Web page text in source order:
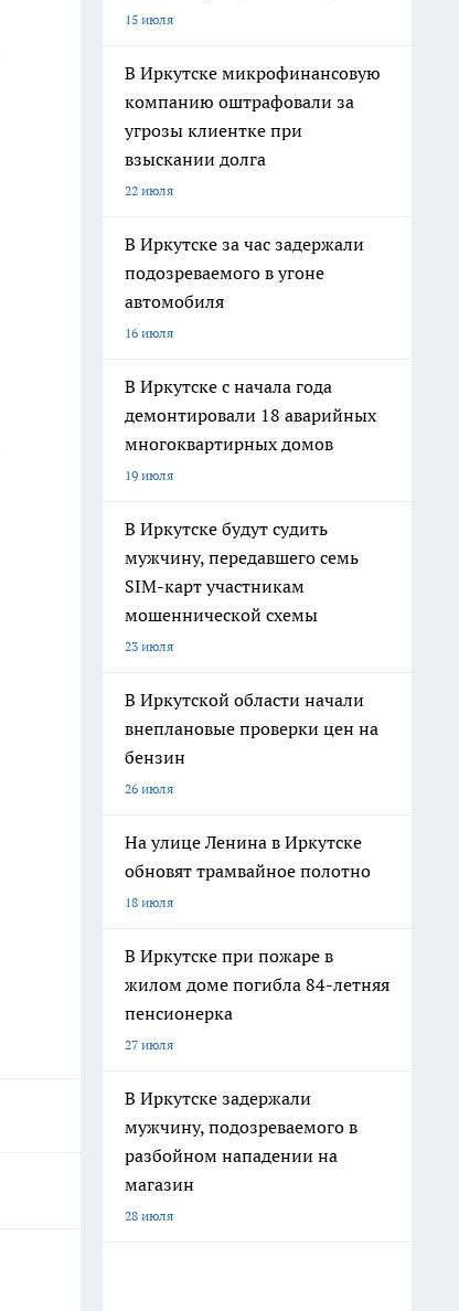
15 июля
В Иркутске микрофинансовую
компанию оштрафовали за
угрозы клиентке при
взыскании долга
22 июля
В Иркутске за час задержали
подозреваемого в угоне
автомобиля
16 июля
В Иркутске с начала года
демонтировали 18 аварийных
многоквартирных домов
19 июля
В Иркутске будут судить
мужчину, передавшего семь
SIM-карт участникам
мошеннической схемы
23 июля
В Иркутской области начали
внеплановые проверки цен на
бензин
26 июля
На улице Ленина в Иркутске
обновят трамвайное полотно
18 июля
В Иркутске при пожаре в
жилом доме погибла 84-летняя
пенсионерка
27 июля
В Иркутске задержали
мужчину, подозреваемого в
разбойном нападении на
магазин
28 июля